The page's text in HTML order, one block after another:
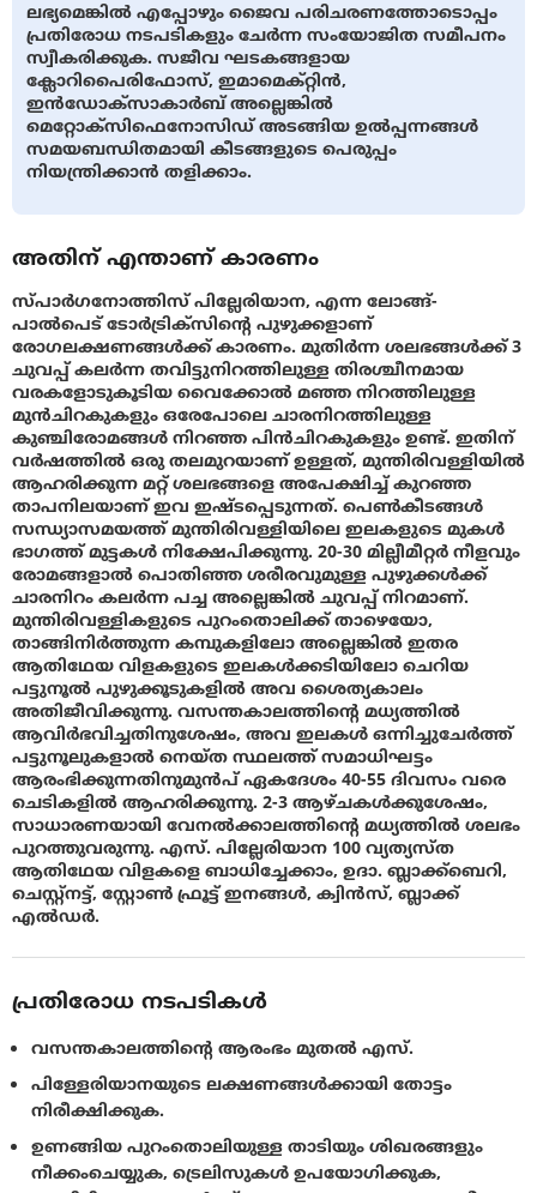
ലഭ്യമെങ്കിൽ എപ്പോഴും ജൈവ പരിചരണത്തോടൊപ്പം
പ്രതിരോധ നടപടികളും ചേർന്ന സംയോജിത സമീപനം
സ്വീകരിക്കുക. സജീവ ഘടകങ്ങളായ
ക്ലോറിപൈരിഫോസ്, ഇമാമെക്റ്റിൻ,
ഇൻഡോക്സാകാർബ് അല്ലെങ്കിൽ
മെറ്റോക്സിഫെനോസിഡ് അടങ്ങിയ ഉൽപ്പന്നങ്ങൾ
സമയബന്ധിതമായി കീടങ്ങളുടെ പെരുപ്പം
നിയന്ത്രിക്കാൻ തളിക്കാം.
അതിന് എന്താണ് കാരണം
സ്പാർഗനോത്തിസ് പില്ലേരിയാന, എന്ന ലോങ്ങ്-
പാൽപെട് ടോർട്രിക്സിന്റെ പുഴുക്കളാണ്
രോഗലക്ഷണങ്ങൾക്ക് കാരണം. മുതിർന്ന ശലഭങ്ങൾക്ക് 3
ചുവപ്പ് കലർന്ന തവിട്ടുനിറത്തിലുള്ള തിരശ്ചീനമായ
വരകളോടുകൂടിയ വൈക്കോൽ മഞ്ഞ നിറത്തിലുള്ള
മുൻചിറകുകളും ഒരേപോലെ ചാരനിറത്തിലുള്ള
കുഞ്ചിരോമങ്ങൾ നിറഞ്ഞ പിൻചിറകുകളും ഉണ്ട്. ഇതിന്
വർഷത്തിൽ ഒരു തലമുറയാണ് ഉള്ളത്, മുന്തിരിവള്ളിയിൽ
ആഹരിക്കുന്ന മറ്റ് ശലഭങ്ങളെ അപേക്ഷിച്ച് കുറഞ്ഞ
താപനിലയാണ് ഇവ ഇഷ്ടപ്പെടുന്നത്. പെൺകീടങ്ങൾ
സന്ധ്യാസമയത്ത് മുന്തിരിവള്ളിയിലെ ഇലകളുടെ മുകൾ
ഭാഗത്ത് മുട്ടകൾ നിക്ഷേപിക്കുന്നു. 20-30 മില്ലീമീറ്റർ നീളവും
രോമങ്ങളാൽ പൊതിഞ്ഞ ശരീരവുമുള്ള പുഴുക്കൾക്ക്
ചാരനിറം കലർന്ന പച്ച അല്ലെങ്കിൽ ചുവപ്പ് നിറമാണ്.
മുന്തിരിവള്ളികളുടെ പുറംതൊലിക്ക് താഴെയോ,
താങ്ങിനിർത്തുന്ന കമ്പുകളിലോ അല്ലെങ്കിൽ ഇതര
ആതിഥേയ വിളകളുടെ ഇലകൾക്കടിയിലോ ചെറിയ
പട്ടുനൂൽ പുഴുക്കൂടുകളിൽ അവ ശൈത്യകാലം
അതിജീവിക്കുന്നു. വസന്തകാലത്തിൻ്റെ മധ്യത്തിൽ
ആവിർഭവിച്ചതിനുശേഷം, അവ ഇലകൾ ഒന്നിച്ചുചേർത്ത്
പട്ടുനൂലുകളാൽ നെയ്ത സ്ഥലത്ത് സമാധിഘട്ടം
ആരംഭിക്കുന്നതിനുമുൻപ് ഏകദേശം 40-55 ദിവസം വരെ
ചെടികളിൽ ആഹരിക്കുന്നു. 2-3 ആഴ്ചകൾക്കുശേഷം,
സാധാരണയായി വേനൽക്കാലത്തിൻ്റെ മധ്യത്തിൽ ശലഭം
പുറത്തുവരുന്നു. എസ്. പില്ലേരിയാന 100 വ്യത്യസ്ത
ആതിഥേയ വിളകളെ ബാധിച്ചേക്കാം, ഉദാ. ബ്ലാക്ക്‌ബെറി,
ചെസ്റ്റ്നട്ട്, സ്റ്റോൺ ഫ്രൂട്ട് ഇനങ്ങൾ, ക്വിൻസ്, ബ്ലാക്ക്
എൽഡർ.
പ്രതിരോധ നടപടികൾ
വസന്തകാലത്തിൻ്റെ ആരംഭം മുതൽ എസ്.
പിള്ളേരിയാനയുടെ ലക്ഷണങ്ങൾക്കായി തോട്ടം
നിരീക്ഷിക്കുക.
ഉണങ്ങിയ പുറംതൊലിയുള്ള താടിയും ശിഖരങ്ങളും
നീക്കംചെയ്യുക, ട്രെലിസുകൾ ഉപയോഗിക്കുക,